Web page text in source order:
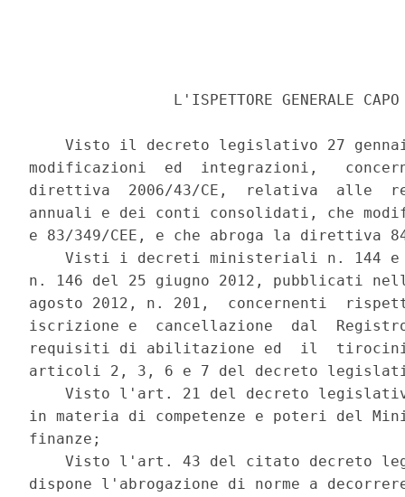
L'ISPETTORE GENERALE
Visto il decreto legislativo 27
modificazioni  ed  integrazioni,
direttiva  2006/43/CE,  relativa  alle
annuali e dei conti consolidati, che
e 83/349/CEE, e che abroga la direttiva
Visti i decreti ministeriali n. 144
n. 146 del 25 giugno 2012, pubblicati
agosto 2012, n. 201,  concernenti
iscrizione e  cancellazione  dal
requisiti di abilitazione ed  il
articoli 2, 3, 6 e 7 del decreto
Visto l'art. 21 del decreto
in materia di competenze e poteri del
finanze;
Visto l'art. 43 del citato decreto
dispone l'abrogazione di norme a